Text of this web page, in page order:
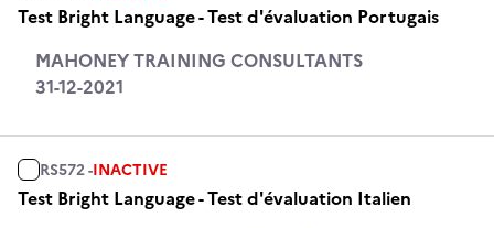
Test Bright Language - Test d'évaluation Portugais
MAHONEY TRAINING CONSULTANTS
31-12-2021
RS572 -INACTIVE
Test Bright Language - Test d'évaluation Italien